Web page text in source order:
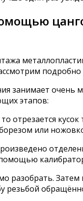
занимает очень
этапов:
отрезается кусок
или
разобрать. Затем
резьбой